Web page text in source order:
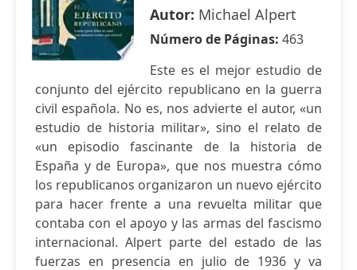
Autor: Michael Alpert
Número de Páginas: 463
Este es el mejor estudio de
conjunto del ejército republicano en la guerra
civil española. No es, nos advierte el autor, «un
estudio de historia militar», sino el relato de
«un episodio fascinante de la historia de
España y de Europa», que nos muestra cómo
los republicanos organizaron un nuevo ejército
para hacer frente a una revuelta militar que
contaba con el apoyo y las armas del fascismo
internacional. Alpert parte del estado de las
fuerzas en presencia en julio de 1936 y va